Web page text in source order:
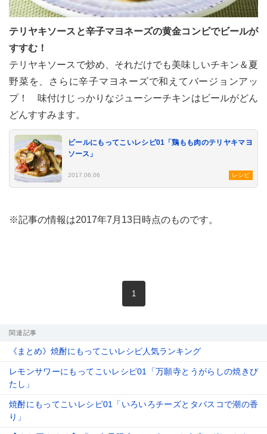
テリヤキソースと辛子マヨネーズの黄金コンビでビールが
すすむ！
テリヤキソースで炒め、それだけでも美味しいチキン＆夏
野菜を、さらに辛子マヨネーズで和えてバージョンアッ
プ！ 味付けじっかりなジューシーチキンはビールがどん
どんすすみます。
ビールにもってこいレシピ01「鶏もも肉のテリヤキマヨ
ソース」
2017.06.06 レシピ
※記事の情報は2017年7月13日時点のものです。
1
関連記事
《まとめ》焼酎にもってこいレシピ人気ランキング
レモンサワーにもってこいレシピ01「万願寺とうがらしの焼きび
たし」
焼酎にもってこいレシピ01「いろいろチーズとタバスコで潮の香
り」